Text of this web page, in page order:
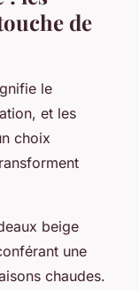
de
le
et les
choix
beige
une
chaudes.